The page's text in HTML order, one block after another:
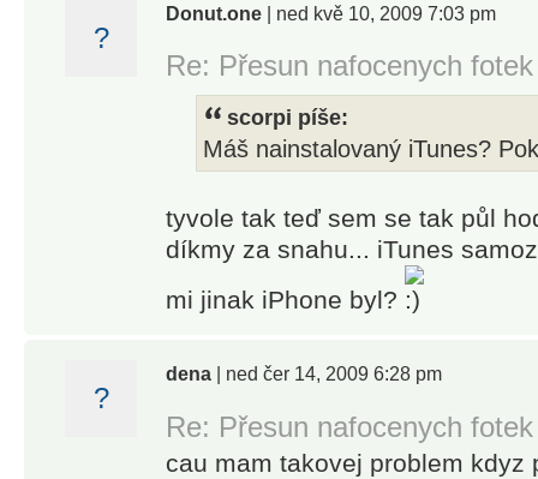
?
Donut.one | ned kvě 10, 2009 7:03 pm
Re: Přesun nafocenych
scorpi píše:
Máš nainstalovaný iTunes?
tyvole tak teď sem se tak půl
díkmy za snahu... iTunes
mi jinak iPhone byl?
?
dena | ned čer 14, 2009 6:28 pm
Re: Přesun nafocenych
cau mam takovej problem kdyz